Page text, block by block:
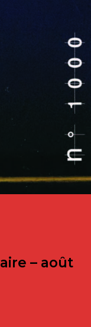
– août